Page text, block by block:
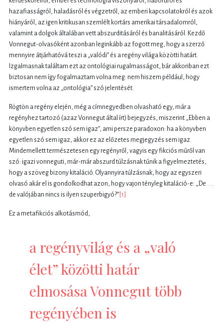
hazafiasságról, haladásról és végzetről, az emberi kapcsolatokról és azok
hiányáról, az igen kritikusan szemlélt kortárs amerikai társadalomról,
valamint a dolgok általában vett abszurditásáról és banalitásáról. Kezdő
Vonnegut-olvasóként azonban leginkább az fogott meg, hogy a szerző
mennyire átjárhatóvá teszi a „valódi” és a regény világa közötti határt.
Izgalmasnak találtam ezt az ontológiai rugalmasságot, bár akkoriban ezt
biztosan nem így fogalmaztam volna meg: nem hiszem például, hogy
ismertem volna az „ontológia” szó jelentését.
Rögtön a regény elején, még a címnegyedben olvasható egy, már a
regényhez tartozó (azaz Vonnegut által írt) bejegyzés, miszerint „Ebben a
könyvben egyetlen szó sem igaz”, ami persze paradoxon: ha a könyvben
egyetlen szó sem igaz, akkor ez az előzetes megjegyzés sem igaz.
Mindemellett természetesen egy regényről, vagyis egy fikciós műről van
szó: igazi vonneguti, már-már abszurd túlzásnak tűnik a figyelmeztetés,
hogy a szöveg bizony kitaláció. Olyannyira túlzásnak, hogy az egyszeri
olvasó akár el is gondolkodhat azon, hogy vajon tényleg kitaláció-e: „De . . .
de valójában nincs is ilyen szuperbigyó?” [1]
Ez a metafikciós alkotásmód,
a regényvilág és a „való
élet” közötti határ
elmosása Vonnegut több
regényében is